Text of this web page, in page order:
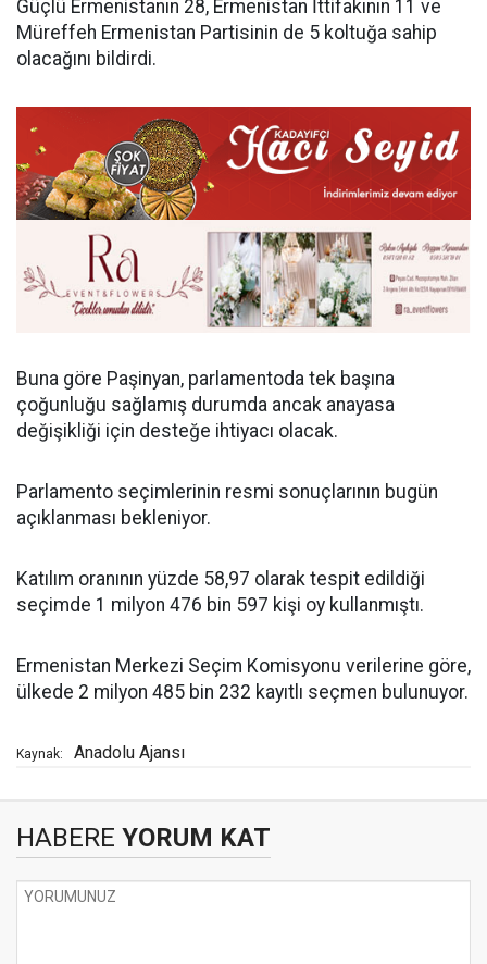
Güçlü Ermenistanın 28, Ermenistan İttifakının 11 ve
Müreffeh Ermenistan Partisinin de 5 koltuğa sahip
olacağını bildirdi.
Buna göre Paşinyan, parlamentoda tek başına
çoğunluğu sağlamış durumda ancak anayasa
değişikliği için desteğe ihtiyacı olacak.
Parlamento seçimlerinin resmi sonuçlarının bugün
açıklanması bekleniyor.
Katılım oranının yüzde 58,97 olarak tespit edildiği
seçimde 1 milyon 476 bin 597 kişi oy kullanmıştı.
Ermenistan Merkezi Seçim Komisyonu verilerine göre,
ülkede 2 milyon 485 bin 232 kayıtlı seçmen bulunuyor.
Kaynak: Anadolu Ajansı
HABERE YORUM KAT